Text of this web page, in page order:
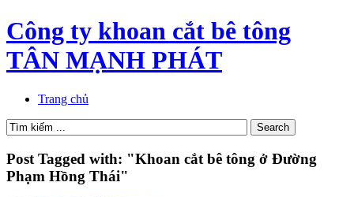
Công ty khoan cắt bê tông
TÂN MẠNH PHÁT
Trang chủ
Post Tagged with: "Khoan cắt bê tông ở Đường
Phạm Hồng Thái"